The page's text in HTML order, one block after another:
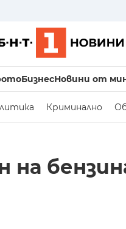
БизнесНовини от
Криминално